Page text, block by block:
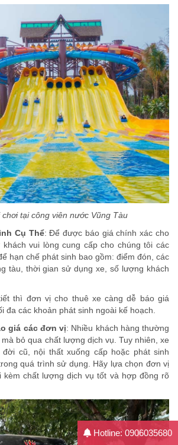
Hotline: 0906035680
chơi tại công viên nước Vũng Tàu
Cụ Thể: Để được báo giá chính xác cho
vui lòng cung cấp cho chúng tôi các
hạn chế phát sinh bao gồm: điểm đón, các
tàu, thời gian sử dụng xe, số lượng khách
thì đơn vị cho thuê xe càng dễ báo giá
đa các khoản phát sinh ngoài kế hoạch.
giá các đơn vị: Nhiều khách hàng thường
bỏ qua chất lượng dịch vụ. Tuy nhiên, xe
cũ, nội thất xuống cấp hoặc phát sinh
quá trình sử dụng. Hãy lựa chọn đơn vị
kèm chất lượng dịch vụ tốt và hợp đồng rõ